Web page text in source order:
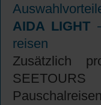
AIDA LIGHT
reisen
Zusätzlich